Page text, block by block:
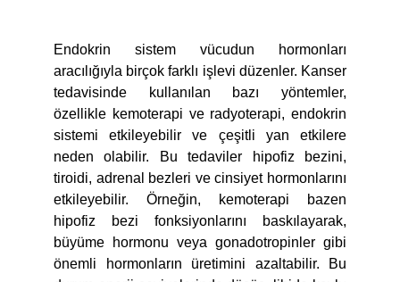
Endokrin sistem vücudun hormonları
aracılığıyla birçok farklı işlevi düzenler. Kanser
tedavisinde kullanılan bazı yöntemler,
özellikle kemoterapi ve radyoterapi, endokrin
sistemi etkileyebilir ve çeşitli yan etkilere
neden olabilir. Bu tedaviler hipofiz bezini,
tiroidi, adrenal bezleri ve cinsiyet hormonlarını
etkileyebilir. Örneğin, kemoterapi bazen
hipofiz bezi fonksiyonlarını baskılayarak,
büyüme hormonu veya gonadotropinler gibi
önemli hormonların üretimini azaltabilir. Bu